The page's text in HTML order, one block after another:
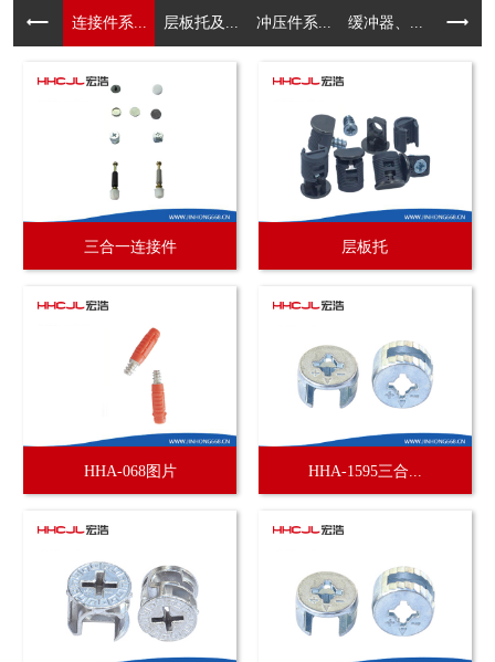
连接件系... 层板托及... 冲压件系... 缓冲器、... 拉手
三合一连接件 层板托
HHA-068图片 HHA-1595三合...